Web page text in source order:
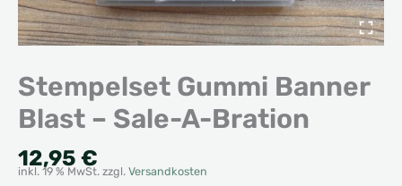
Stempelset Gummi Banner
Blast – Sale-A-Bration
12,95 €
inkl. 19 % MwSt. zzgl. Versandkosten